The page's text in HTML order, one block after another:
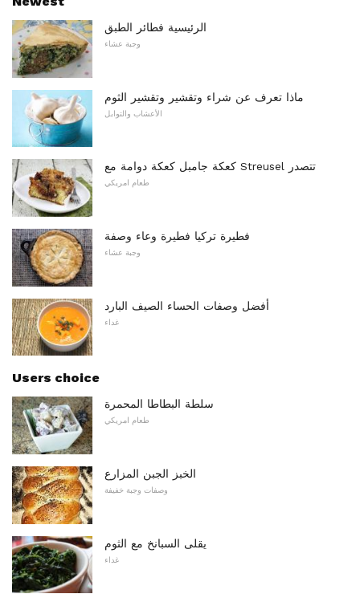
الرئيسية فطائر الطبق
وجبة عشاء
ماذا تعرف عن شراء وتقشير وتقشير الثوم
الأعشاب والتوابل
كعكة جامبل كعكة دوامة مع Streusel تتصدر
طعام امريكي
فطيرة تركيا فطيرة وعاء وصفة
وجبة عشاء
أفضل وصفات الحساء الصيف البارد
غداء
Users choice
سلطة البطاطا المحمرة
طعام امريكي
الخبز الجبن المزارع
وصفات وجبة خفيفة
يقلى السبانخ مع الثوم
غداء